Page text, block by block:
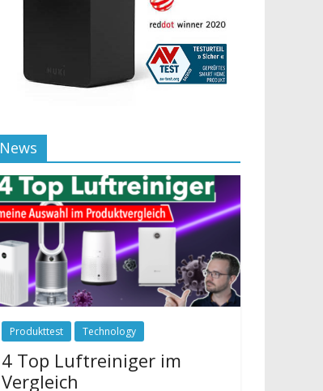
News
Produkttest Technology
4 Top Luftreiniger im
Vergleich